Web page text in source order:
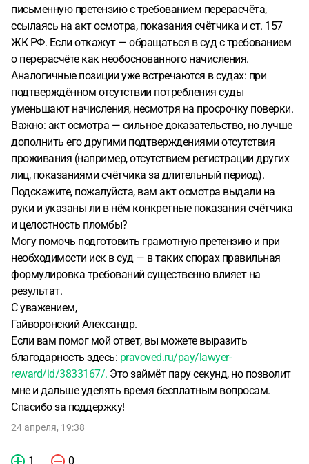
письменную претензию с требованием перерасчёта,
ссылаясь на акт осмотра, показания счётчика и ст. 157
ЖК РФ. Если откажут — обращаться в суд с требованием
о перерасчёте как необоснованного начисления.
Аналогичные позиции уже встречаются в судах: при
подтверждённом отсутствии потребления суды
уменьшают начисления, несмотря на просрочку поверки.
Важно: акт осмотра — сильное доказательство, но лучше
дополнить его другими подтверждениями отсутствия
проживания (например, отсутствием регистрации других
лиц, показаниями счётчика за длительный период).
Подскажите, пожалуйста, вам акт осмотра выдали на
руки и указаны ли в нём конкретные показания счётчика
и целостность пломбы?
Могу помочь подготовить грамотную претензию и при
необходимости иск в суд — в таких спорах правильная
формулировка требований существенно влияет на
результат.
С уважением,
Гайворонский Александр.
Если вам помог мой ответ, вы можете выразить
благодарность здесь: pravoved.ru/pay/lawyer-
reward/id/3833167/. Это займёт пару секунд, но позволит
мне и дальше уделять время бесплатным вопросам.
Спасибо за поддержку!
24 апреля, 19:38
1 0